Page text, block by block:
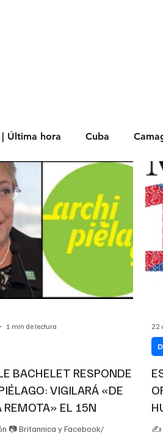
Última hora Cuba
Historia
Políticos Religión
BACHELET RESPONDE
VIGILARÁ «DE
REMOTA» EL 15N
📷 Britannica y Facebook/
1 min de lectura
A
✍
22